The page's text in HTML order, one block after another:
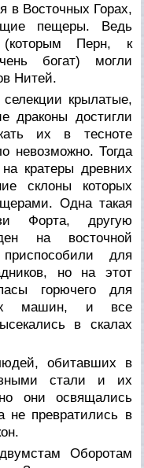
в Восточных Горах,
пещеры. Ведь
Перн, к
богат) могли
Нитей.
крылатые,
драконы достигли
их в тесноте
невозможно. Тогда
кратеры древних
склоны которых
Одна такая
Форта, другую
на восточной
для
но на этот
горючего для
машин, и все
в скалах
обитавших в
стали и их
они освящались
не превратились в
Оборотам